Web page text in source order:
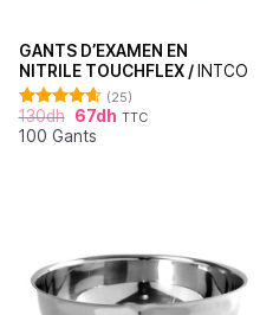
GANTS D’EXAMEN EN
NITRILE TOUCHFLEX / INTCO
Note4.60
sur 5
(25)
130dh 67dh TTC
100 Gants